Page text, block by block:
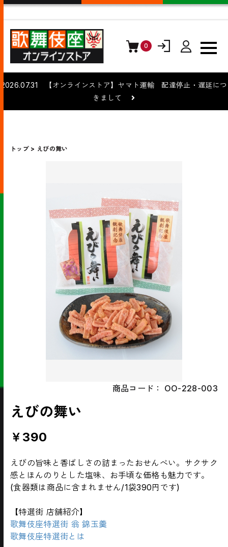
0
ログイン
2026.07.31 【オンラインストア】ヤマト運輸 配達停止・遅延につ
きまして
トップ えびの舞い
商品コード： OO-228-003
えびの舞い
￥390
えびの旨味と香ばしさの詰まったおせんべい。サクサク
感とほんのりとした塩味、お手頃な価格も魅力です。
(食器類は商品に含まれません/1袋390円です)
【特選街 店舗紹介】
歌舞伎座特選街 翁 錦玉羹
歌舞伎座特選街とは